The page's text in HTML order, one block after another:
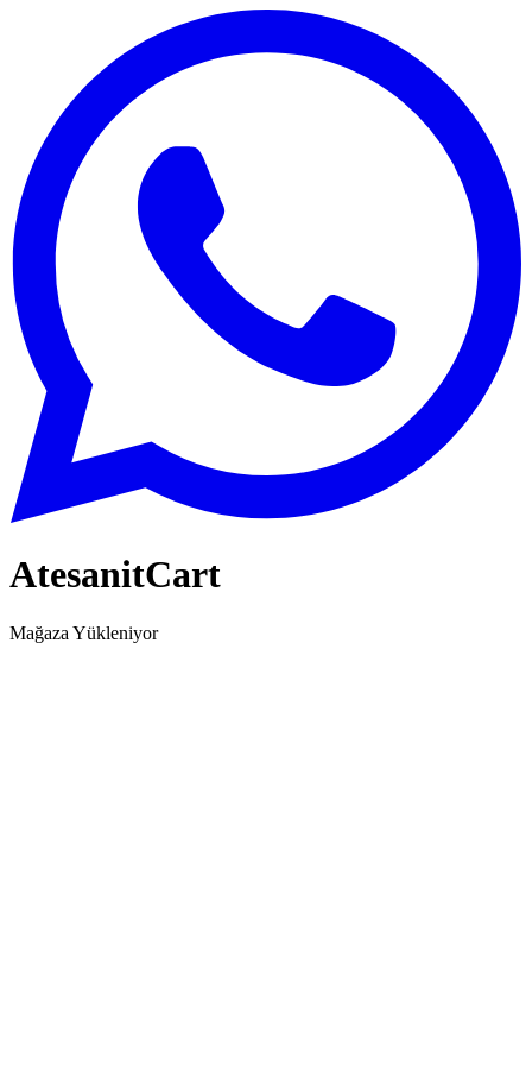
AtesanitCart
Mağaza Yükleniyor